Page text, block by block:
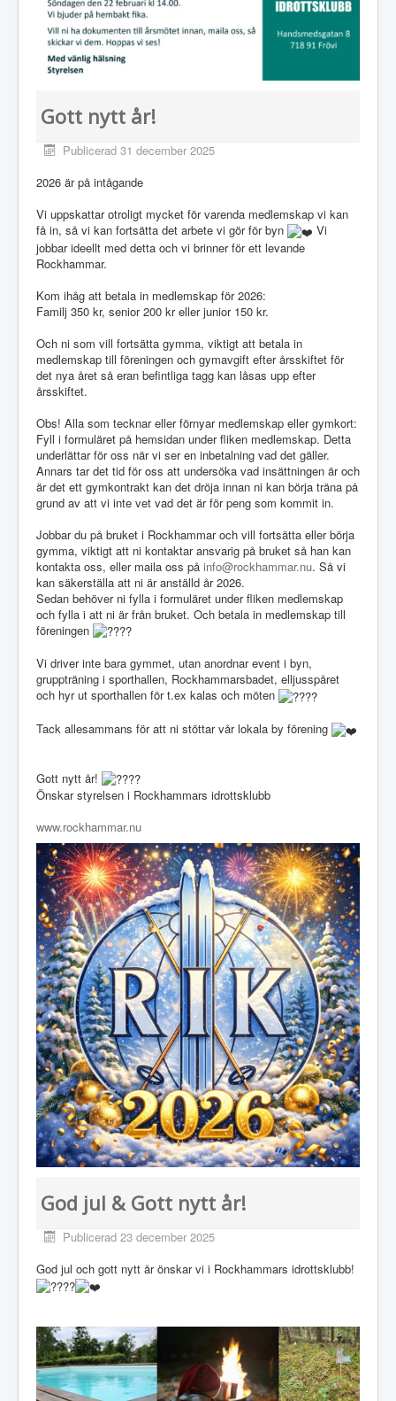
Gott nytt år!
Publicerad 31 december 2025
2026 är på intågande
Vi uppskattar otroligt mycket för varenda medlemskap vi kan
få in, så vi kan fortsätta det arbete vi gör för byn
Vi
jobbar ideellt med detta och vi brinner för ett levande
Rockhammar.
Kom ihåg att betala in medlemskap för 2026:
Familj 350 kr, senior 200 kr eller junior 150 kr.
Och ni som vill fortsätta gymma, viktigt att betala in
medlemskap till föreningen och gymavgift efter årsskiftet för
det nya året så eran befintliga tagg kan låsas upp efter
årsskiftet.
Obs! Alla som tecknar eller förnyar medlemskap eller gymkort:
Fyll i formuläret på hemsidan under fliken medlemskap. Detta
underlättar för oss när vi ser en inbetalning vad det gäller.
Annars tar det tid för oss att undersöka vad insättningen är och
är det ett gymkontrakt kan det dröja innan ni kan börja träna på
grund av att vi inte vet vad det är för peng som kommit in.
Jobbar du på bruket i Rockhammar och vill fortsätta eller börja
gymma, viktigt att ni kontaktar ansvarig på bruket så han kan
kontakta oss, eller maila oss på info@rockhammar.nu. Så vi
kan säkerställa att ni är anställd år 2026.
Sedan behöver ni fylla i formuläret under fliken medlemskap
och fylla i att ni är från bruket. Och betala in medlemskap till
föreningen
Vi driver inte bara gymmet, utan anordnar event i byn,
gruppträning i sporthallen, Rockhammarsbadet, elljusspåret
och hyr ut sporthallen för t.ex kalas och möten
Tack allesammans för att ni stöttar vår lokala by förening
Gott nytt år!
Önskar styrelsen i Rockhammars idrottsklubb
www.rockhammar.nu
God jul & Gott nytt år!
Publicerad 23 december 2025
God jul och gott nytt år önskar vi i Rockhammars idrottsklubb!